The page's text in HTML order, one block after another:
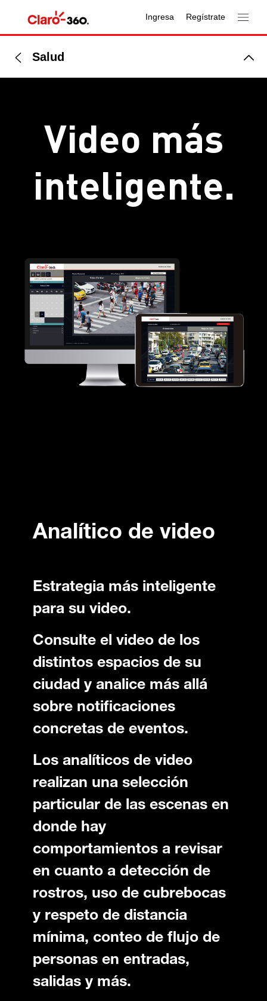
Ingresa Regístrate
Salud
Video más
inteligente.
Analítico de video
Estrategia más inteligente
para su video.
Consulte el video de los
distintos espacios de su
ciudad y analice más allá
sobre notificaciones
concretas de eventos.
Los analíticos de video
realizan una selección
particular de las escenas en
donde hay
comportamientos a revisar
en cuanto a detección de
rostros, uso de cubrebocas
y respeto de distancia
mínima, conteo de flujo de
personas en entradas,
salidas y más.